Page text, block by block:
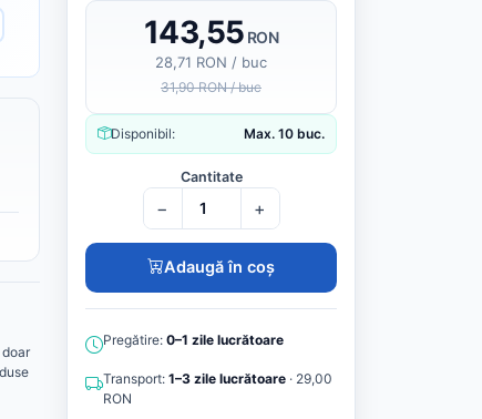
143,55 RON
28,71 RON / buc
31,90 RON / buc
Disponibil: Max. 10 buc.
Cantitate
− +
Adaugă în coș
Pregătire: 0–1 zile lucrătoare
Transport: 1–3 zile lucrătoare · 29,00
RON